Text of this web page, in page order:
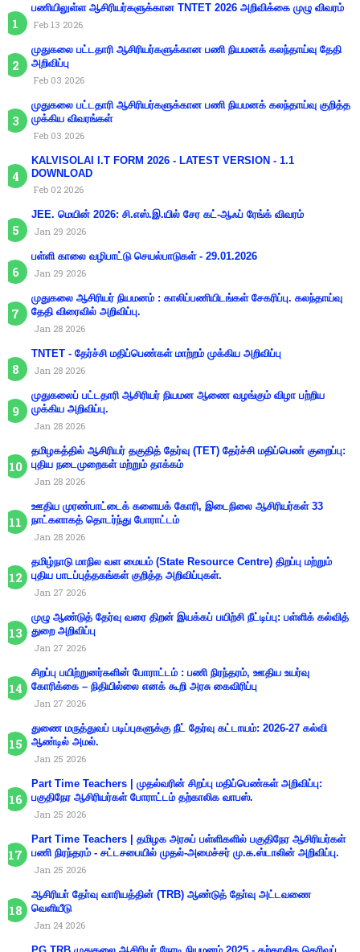
பணியிலுள்ள ஆசிரியர்களுக்கான TNTET 2026 அறிவிக்கை முழு விவரம்
Feb 13 2026
முதுகலை பட்டதாரி ஆசிரியர்களுக்கான பணி நியமனக் கலந்தாய்வு தேதி
அறிவிப்பு
Feb 03 2026
முதுகலை பட்டதாரி ஆசிரியர்களுக்கான பணி நியமனக் கலந்தாய்வு குறித்த
முக்கிய விவரங்கள்
Feb 03 2026
KALVISOLAI I.T FORM 2026 - LATEST VERSION - 1.1
DOWNLOAD
Feb 02 2026
JEE. மெயின் 2026: சி.எஸ்.இ.யில் சேர கட்-ஆஃப் ரேங்க் விவரம்
Jan 29 2026
பள்ளி காலை வழிபாட்டு செயல்பாடுகள் - 29.01.2026
Jan 29 2026
முதுகலை ஆசிரியர் நியமனம் : காலிப்பணியிடங்கள் சேகரிப்பு. கலந்தாய்வு
தேதி விரைவில் அறிவிப்பு.
Jan 28 2026
TNTET - தேர்ச்சி மதிப்பெண்கள் மாற்றம் முக்கிய அறிவிப்பு
Jan 28 2026
முதுகலைப் பட்டதாரி ஆசிரியர் நியமன ஆணை வழங்கும் விழா பற்றிய
முக்கிய அறிவிப்பு.
Jan 28 2026
தமிழகத்தில் ஆசிரியர் தகுதித் தேர்வு (TET) தேர்ச்சி மதிப்பெண் குறைப்பு:
புதிய நடைமுறைகள் மற்றும் தாக்கம்
Jan 28 2026
ஊதிய முரண்பாட்டைக் களையக் கோரி, இடைநிலை ஆசிரியர்கள் 33
நாட்களாகத் தொடர்ந்து போராட்டம்
Jan 28 2026
தமிழ்நாடு மாநில வள மையம் (State Resource Centre) திறப்பு மற்றும்
புதிய பாடப்புத்தகங்கள் குறித்த அறிவிப்புகள்.
Jan 27 2026
முழு ஆண்டுத் தேர்வு வரை திறன் இயக்கப் பயிற்சி நீட்டிப்பு: பள்ளிக் கல்வித்
துறை அறிவிப்பு
Jan 27 2026
சிறப்பு பயிற்றுனர்களின் போராட்டம் : பணி நிரந்தரம், ஊதிய உயர்வு
கோரிக்கை – நிதியில்லை எனக் கூறி அரசு கைவிரிப்பு
Jan 27 2026
துணை மருத்துவப் படிப்புகளுக்கு நீட் தேர்வு கட்டாயம்: 2026-27 கல்வி
ஆண்டில் அமல்.
Jan 25 2026
Part Time Teachers | முதல்வரின் சிறப்பு மதிப்பெண்கள் அறிவிப்பு:
பகுதிநேர ஆசிரியர்கள் போராட்டம் தற்காலிக வாபஸ்.
Jan 25 2026
Part Time Teachers | தமிழக அரசுப் பள்ளிகளில் பகுதிநேர ஆசிரியர்கள்
பணி நிரந்தரம் - சட்டசபையில் முதல்-அமைச்சர் மு.க.ஸ்டாலின் அறிவிப்பு.
Jan 25 2026
ஆசிரியா் தோ்வு வாரியத்தின் (TRB) ஆண்டுத் தோ்வு அட்டவணை
வெளியீடு
Jan 24 2026